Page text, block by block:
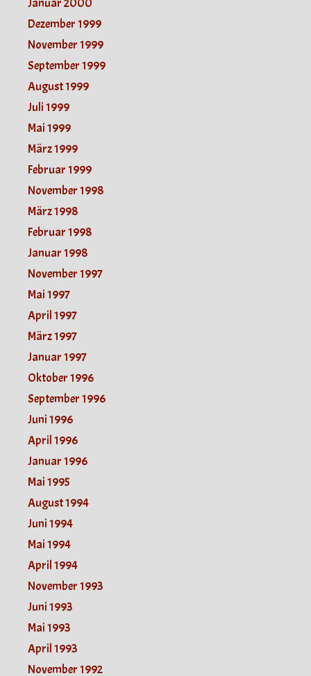
Januar 2000
Dezember 1999
November 1999
September 1999
August 1999
Juli 1999
Mai 1999
März 1999
Februar 1999
November 1998
März 1998
Februar 1998
Januar 1998
November 1997
Mai 1997
April 1997
März 1997
Januar 1997
Oktober 1996
September 1996
Juni 1996
April 1996
Januar 1996
Mai 1995
August 1994
Juni 1994
Mai 1994
April 1994
November 1993
Juni 1993
Mai 1993
April 1993
November 1992